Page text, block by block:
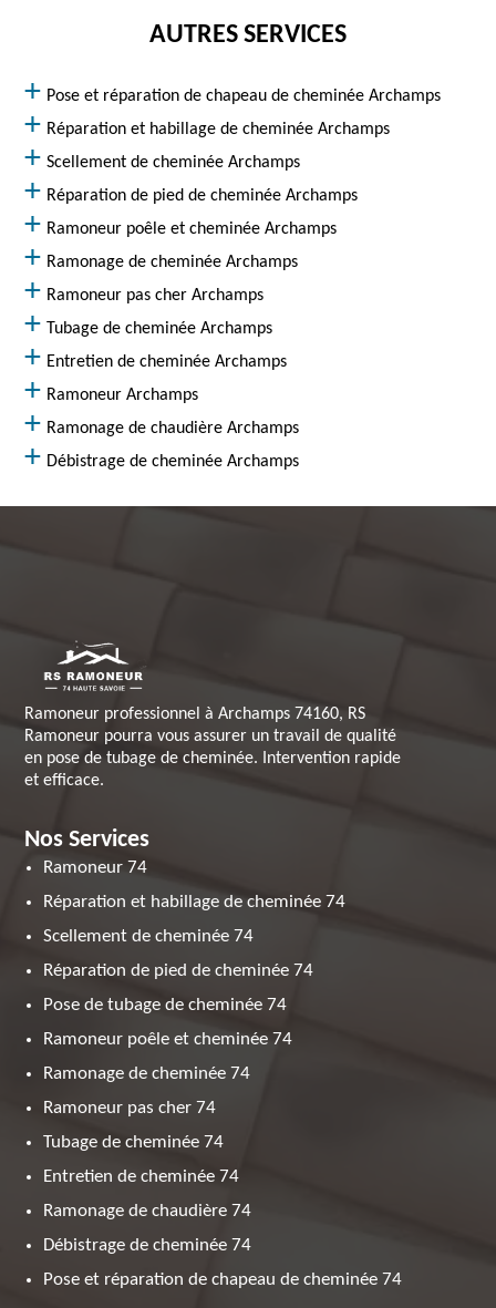
AUTRES SERVICES
Pose et réparation de chapeau de cheminée Archamps
Réparation et habillage de cheminée Archamps
Scellement de cheminée Archamps
Réparation de pied de cheminée Archamps
Ramoneur poêle et cheminée Archamps
Ramonage de cheminée Archamps
Ramoneur pas cher Archamps
Tubage de cheminée Archamps
Entretien de cheminée Archamps
Ramoneur Archamps
Ramonage de chaudière Archamps
Débistrage de cheminée Archamps
Ramoneur professionnel à Archamps 74160, RS
Ramoneur pourra vous assurer un travail de qualité
en pose de tubage de cheminée. Intervention rapide
et efficace.
Nos Services
Ramoneur 74
Réparation et habillage de cheminée 74
Scellement de cheminée 74
Réparation de pied de cheminée 74
Pose de tubage de cheminée 74
Ramoneur poêle et cheminée 74
Ramonage de cheminée 74
Ramoneur pas cher 74
Tubage de cheminée 74
Entretien de cheminée 74
Ramonage de chaudière 74
Débistrage de cheminée 74
Pose et réparation de chapeau de cheminée 74